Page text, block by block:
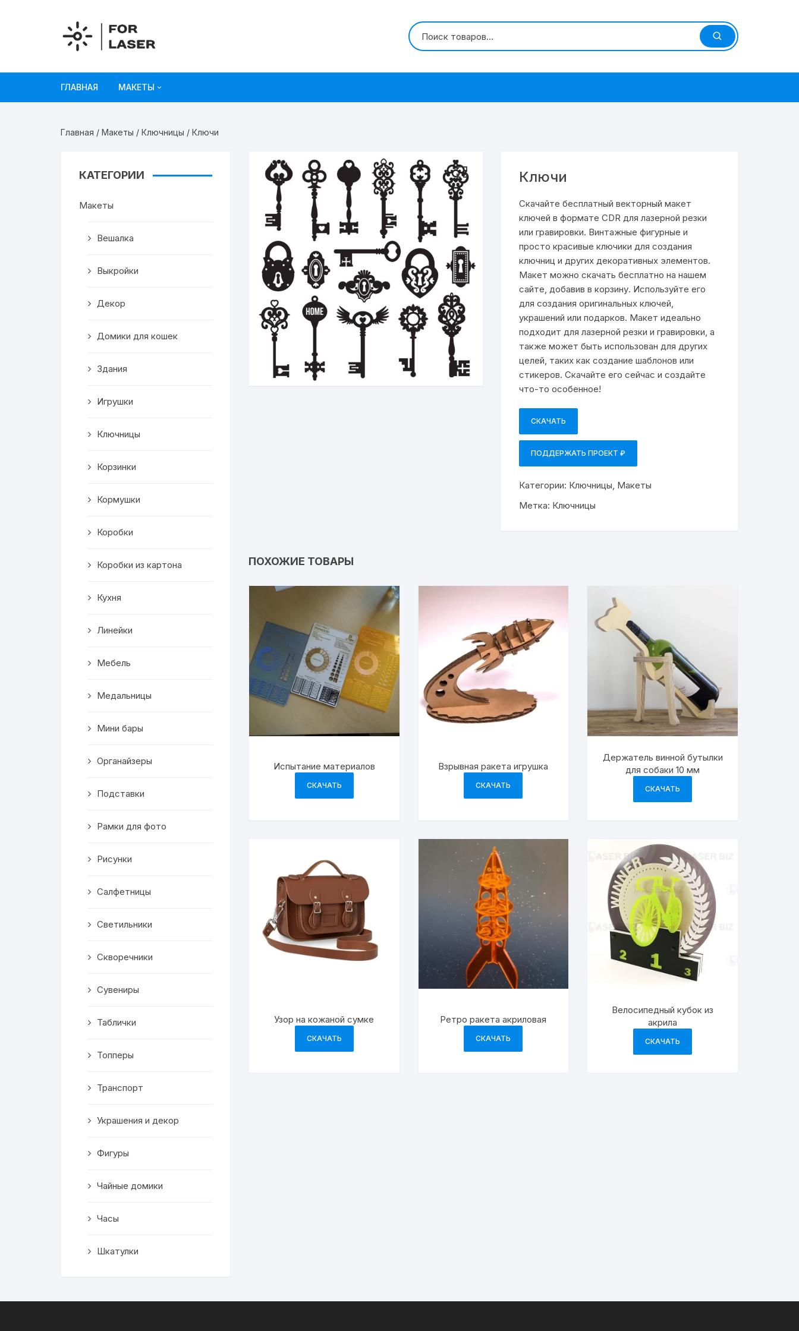
ГЛАВНАЯ МАКЕТЫ
Игрушки
Рамки для фото
Светильники
Подставки
Мини бары
Транспорт
Скворечники
Кормушки
Линейки
Рисунки
Чай
Главная / Макеты / Ключницы / Ключи
Ключи
Скачайте бесплатный векторный макет
ключей в формате CDR для лазерной резки
или гравировки. Винтажные фигурные и
просто красивые ключики для создания
ключниц и других декоративных элементов.
Макет можно скачать бесплатно на нашем
сайте, добавив в корзину. Используйте его
для создания оригинальных ключей,
украшений или подарков. Макет идеально
подходит для лазерной резки и гравировки, а
также может быть использован для других
целей, таких как создание шаблонов или
стикеров. Скачайте его сейчас и создайте
что-то особенное!
СКАЧАТЬ
ПОДДЕРЖАТЬ ПРОЕКТ ₽
Категории: Ключницы, Макеты
Метка: Ключницы
ПОХОЖИЕ ТОВАРЫ
Испытание материалов
СКАЧАТЬ
Взрывная ракета игрушка
СКАЧАТЬ
Держатель винной бутылки
для собаки 10 мм
СКАЧАТЬ
Узор на кожаной сумке
СКАЧАТЬ
Ретро ракета акриловая
СКАЧАТЬ
Велосипедный кубок из
акрила
СКАЧАТЬ
КАТЕГОРИИ
Макеты
Вешалка
Выкройки
Декор
Домики для кошек
Здания
Игрушки
Ключницы
Корзинки
Кормушки
Коробки
Коробки из картона
Кухня
Линейки
Мебель
Медальницы
Мини бары
Органайзеры
Подставки
Рамки для фото
Рисунки
Салфетницы
Светильники
Скворечники
Сувениры
Таблички
Топперы
Транспорт
Украшения и декор
Фигуры
Чайные домики
Часы
Шкатулки